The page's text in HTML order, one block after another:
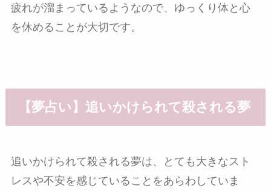
疲れが溜まっているようなので、ゆっくり体と心
を休めることが大切です。
【夢占い】追いかけられて殺される夢
追いかけられて殺される夢は、とても大きなスト
レスや不安を感じていることをあらわしていま